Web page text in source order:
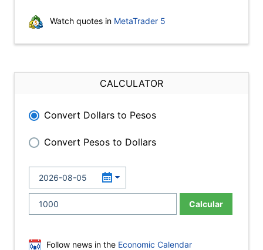
Watch quotes in MetaTrader 5
CALCULATOR
Convert Dollars to Pesos
Convert Pesos to Dollars
Calcular
Follow news in the Economic Calendar